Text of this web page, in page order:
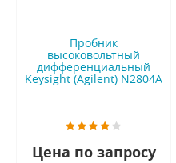
Пробник
высоковольтный
дифференциальный
Keysight (Agilent) N2804A
Цена по запросу